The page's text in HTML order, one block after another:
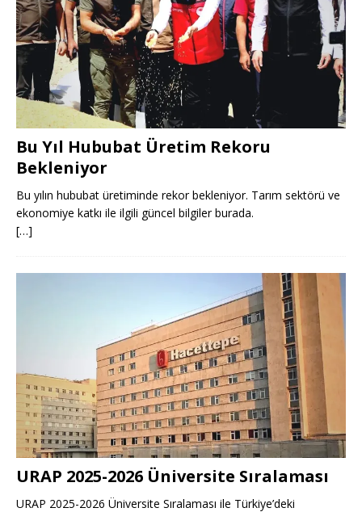
Bu Yıl Hububat Üretim Rekoru
Bekleniyor
Bu yılın hububat üretiminde rekor bekleniyor. Tarım sektörü ve
ekonomiye katkı ile ilgili güncel bilgiler burada.
[…]
URAP 2025-2026 Üniversite Sıralaması
URAP 2025-2026 Üniversite Sıralaması ile Türkiye’deki